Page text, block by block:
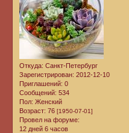
Откуда: Санкт-Петербург
Зарегистрирован: 2012-12-10
Приглашений: 0
Сообщений: 534
Пол: Женский
Возраст: 76 [1950-07-01]
Провел на форуме:
12 дней 6 часов